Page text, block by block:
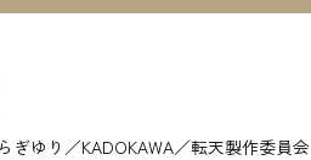
ぎゆり／KADOKAWA／転天製作委員会